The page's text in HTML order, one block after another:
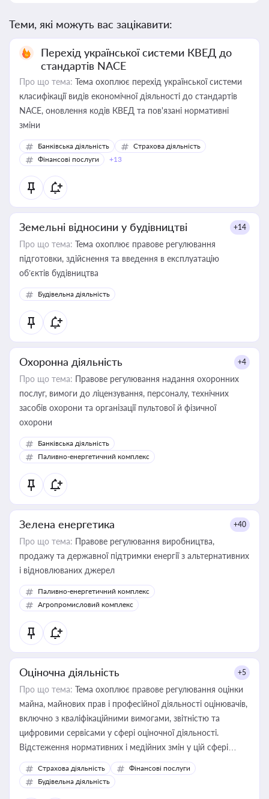
Теми, які можуть вас зацікавити:
Перехід української системи КВЕД до
стандартів NACE
Про що тема: Тема охоплює перехід української системи
класифікації видів економічної діяльності до стандартів
NACE, оновлення кодів КВЕД та пов'язані нормативні
зміни
Банківська діяльність
Страхова діяльність
Фінансові послуги
+13
Земельні відносини у будівництві +14
Про що тема: Тема охоплює правове регулювання
підготовки, здійснення та введення в експлуатацію
об’єктів будівництва
Будівельна діяльність
Охоронна діяльність +4
Про що тема: Правове регулювання надання охоронних
послуг, вимоги до ліцензування, персоналу, технічних
засобів охорони та організації пультової й фізичної
охорони
Банківська діяльність
Паливно-енергетичний комплекс
Зелена енергетика +40
Про що тема: Правове регулювання виробництва,
продажу та державної підтримки енергії з альтернативних
і відновлюваних джерел
Паливно-енергетичний комплекс
Агропромисловий комплекс
Оціночна діяльність +5
Про що тема: Тема охоплює правове регулювання оцінки
майна, майнових прав і професійної діяльності оцінювачів,
включно з кваліфікаційними вимогами, звітністю та
цифровими сервісами у сфері оціночної діяльності.
Відстеження нормативних і медійних змін у цій сфері
корисне для власника бізнесу, керівника, юриста або
бухгалтера під час оподаткування, приватизації, оренди
державного майна, корпоративних угод і перевірки
Страхова діяльність
Фінансові послуги
Будівельна діяльність